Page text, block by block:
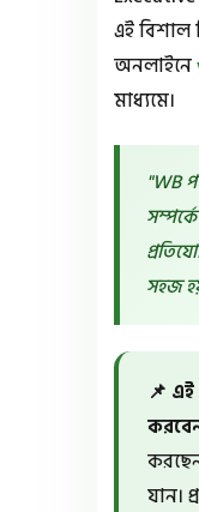
এই বিশাল
অনলাইনে
মাধ্যমে।
"WB
সহজ
📌 এই
যান।